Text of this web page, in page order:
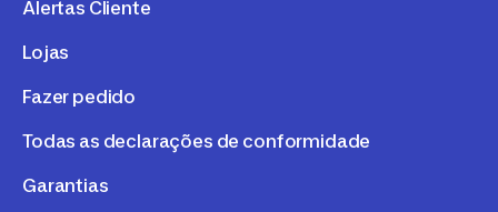
Alertas Cliente
Lojas
Fazer pedido
Todas as declarações de conformidade
Garantias